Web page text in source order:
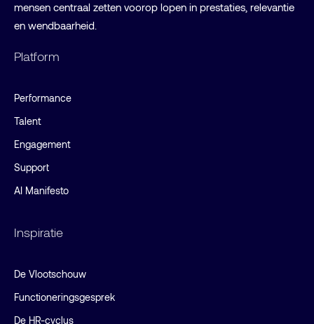
mensen centraal zetten voorop lopen in prestaties, relevantie
en wendbaarheid.
Platform
Performance
Talent
Engagement
Support
AI Manifesto
Inspiratie
De Vlootschouw
Functioneringsgesprek
De HR-cyclus